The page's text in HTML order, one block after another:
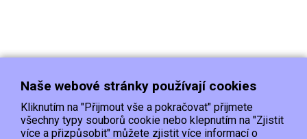
Naše webové stránky používají cookies
Kliknutím na "Přijmout vše a pokračovat" přijmete
všechny typy souborů cookie nebo klepnutím na "Zjistit
více a přizpůsobit" můžete zjistit více informací o